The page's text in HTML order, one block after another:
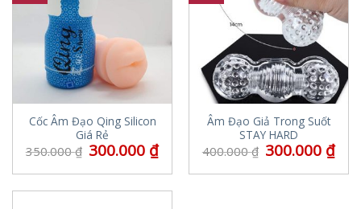
Cốc Âm Đạo Qing Silicon
Giá Rẻ
350.000₫ 300.000 ₫
Âm Đạo Giả Trong Suốt
STAY HARD
400.000₫ 300.000 ₫